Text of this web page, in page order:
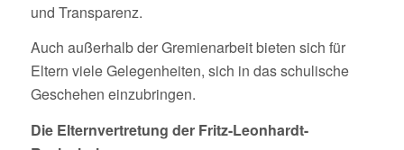
und Transparenz.
Auch außerhalb der Gremienarbeit bieten sich für
Eltern viele Gelegenheiten, sich in das schulische
Geschehen einzubringen.
Die Elternvertretung der Fritz-Leonhardt-